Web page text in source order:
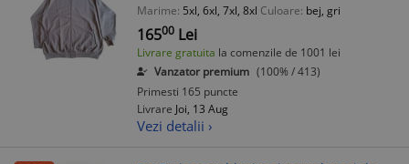
Marime: 5xl, 6xl, 7xl, 8xl Culoare: bej, gri
16500 Lei
Livrare gratuita la comenzile de 1001 lei
Vanzator premium (100% / 413)
Primesti 165 puncte
Livrare Joi, 13 Aug
Vezi detalii ›